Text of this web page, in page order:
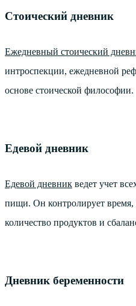
Стоический дневник
Ежедневный стоический
интроспекции, ежедневной
основе стоической философии.
Едевой дневник
Едевой дневник ведет учет
пищи. Он контролирует время,
количество продуктов и
Дневник беременности